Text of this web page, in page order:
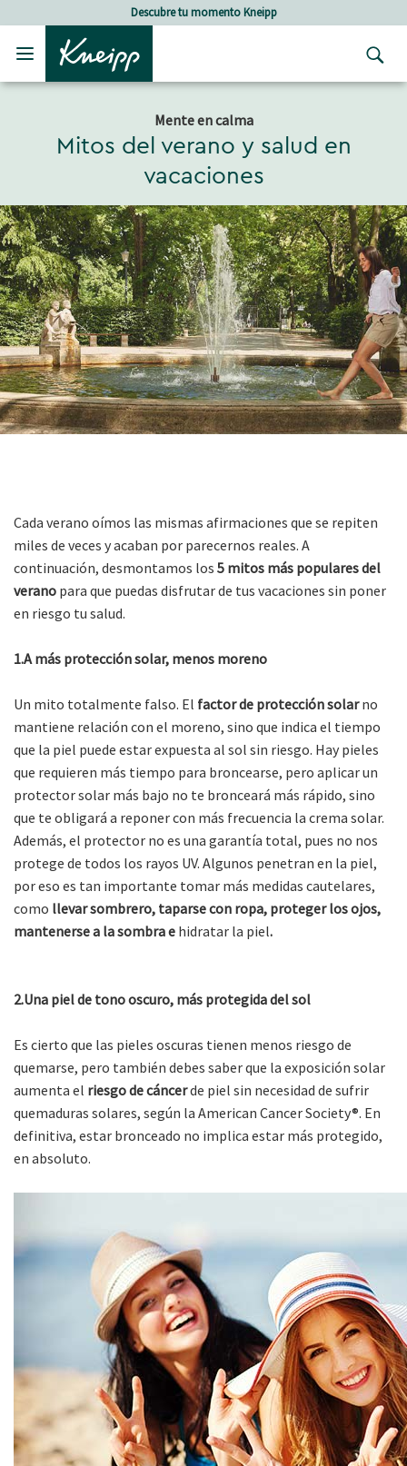
Skip to main content
Skip to footer contentDescubre tu momento Kneipp
Mente en calma
Mitos del verano y salud en
vacaciones
Cada verano oímos las mismas afirmaciones que se repiten
miles de veces y acaban por parecernos reales. A
continuación, desmontamos los 5 mitos más populares del
verano para que puedas disfrutar de tus vacaciones sin poner
en riesgo tu salud.
1.A más protección solar, menos moreno
Un mito totalmente falso. El factor de protección solarno
mantiene relación con el moreno, sino que indica el tiempo
que la piel puede estar expuesta al sol sin riesgo. Hay pieles
que requieren más tiempo para broncearse, pero aplicar un
protector solar más bajo no te bronceará más rápido, sino
que te obligará a reponer con más frecuencia la crema solar.
Además, el protector no es una garantía total, pues no nos
protege de todos los rayos UV. Algunos penetran en la piel,
por eso es tan importante tomar más medidas cautelares,
como llevarsombrero, taparse con ropa, proteger los ojos,
mantenerse a la sombra e hidratar la piel.
2.Una piel de tono oscuro, más protegida del sol
Es cierto que las pieles oscuras tienen menos riesgo de
quemarse, pero también debes saber que la exposición solar
aumenta el riesgo de cáncerde piel sin necesidad de sufrir
quemaduras solares, según la American Cancer Society®. En
definitiva, estar bronceado no implica estar más protegido,
en absoluto.